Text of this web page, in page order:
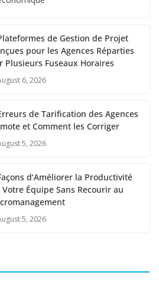
de Gestion de Projet
pour les Agences Réparties
Plusieurs Fuseaux Horaires
6, 2026
de Tarification des Agences
et Comment les Corriger
5, 2026
d’Améliorer la Productivité
Votre Équipe Sans Recourir au
5, 2026